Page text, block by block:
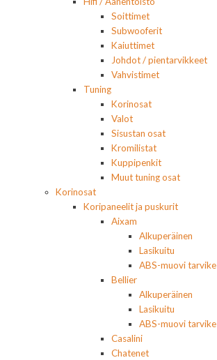
Soittimet
Subwooferit
Kaiuttimet
Johdot / pientarvikkeet
Vahvistimet
Tuning
Korinosat
Valot
Sisustan osat
Kromilistat
Kuppipenkit
Muut tuning osat
Korinosat
Koripaneelit ja puskurit
Aixam
Alkuperäinen
Lasikuitu
ABS-muovi tarvike
Bellier
Alkuperäinen
Lasikuitu
ABS-muovi tarvike
Casalini
Chatenet